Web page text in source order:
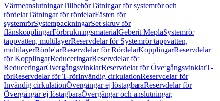
VärmeanslutningarTillbehörTätningar för systemrör och
rördelarTätningar för rördelarFästen för
systemrörSystempackningarSet skruv för
flänskopplingarFörbrukningsmaterialGeberit MeplaSystemrör
tappvatten, multilayerReservdelar för Systemrör tappvatten,
multilayerRördelarReservdelar för RördelarKopplingarReservdelar
för KopplingarReduceringarReservdelar för
ReduceringarÖvergångsvinklarReservdelar för ÖvergångsvinklarT-
rörReservdelar för T-rörInvändig cirkulationReservdelar för
Invändig cirkulationÖvergångar ej löstagbaraReservdelar för
Övergångar ej löstagbaraÖvergångar och anslutningar,